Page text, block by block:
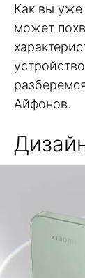
Как вы уже
может
Айфонов.